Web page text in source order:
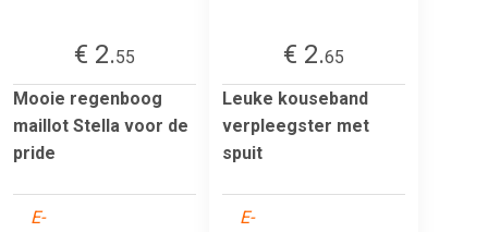
€ 2.55
Mooie regenboog
maillot Stella voor de
pride
E-
€ 2.65
Leuke kouseband
verpleegster met
spuit
E-